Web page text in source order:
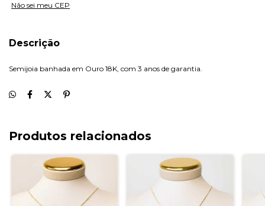
Não sei meu CEP
Descrição
Semijoia banhada em Ouro 18K, com 3 anos de garantia.
Produtos relacionados